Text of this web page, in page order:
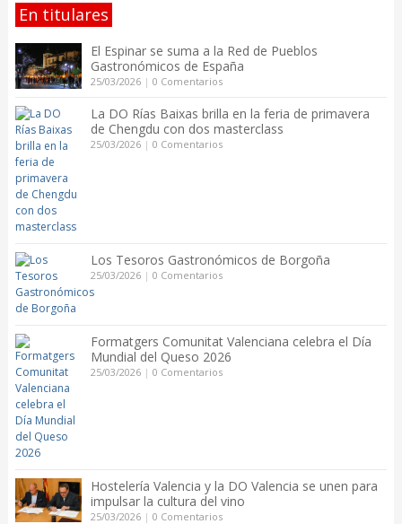
En titulares
El Espinar se suma a la Red de Pueblos
Gastronómicos de España
25/03/2026| 0 Comentarios
La DO Rías Baixas brilla en la feria de primavera
de Chengdu con dos masterclass
25/03/2026| 0 Comentarios
Los Tesoros Gastronómicos de Borgoña
25/03/2026| 0 Comentarios
Formatgers Comunitat Valenciana celebra el Día
Mundial del Queso 2026
25/03/2026| 0 Comentarios
Hostelería Valencia y la DO Valencia se unen para
impulsar la cultura del vino
25/03/2026| 0 Comentarios